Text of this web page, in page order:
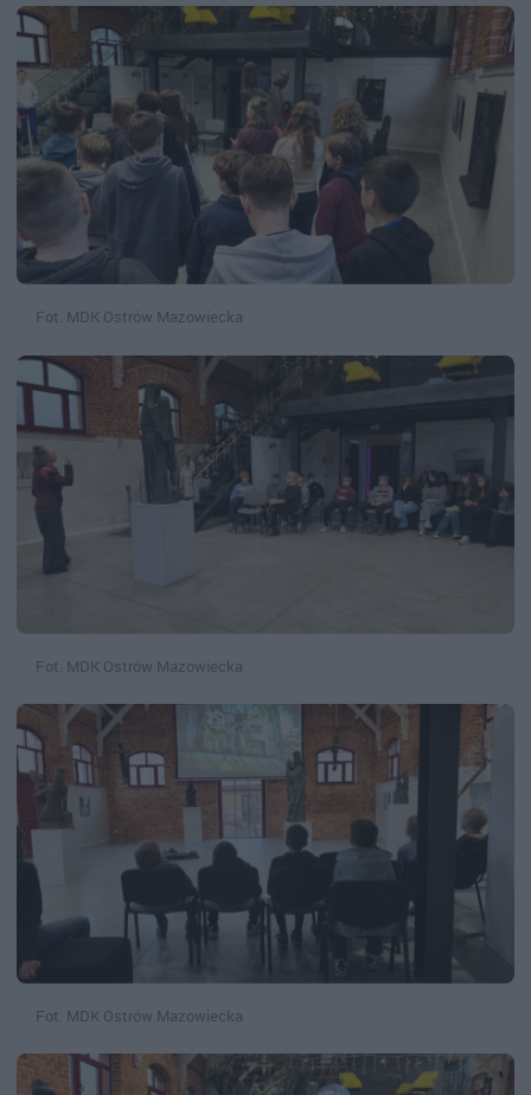
Fot. MDK Ostrów Mazowiecka
Fot. MDK Ostrów Mazowiecka
Fot. MDK Ostrów Mazowiecka